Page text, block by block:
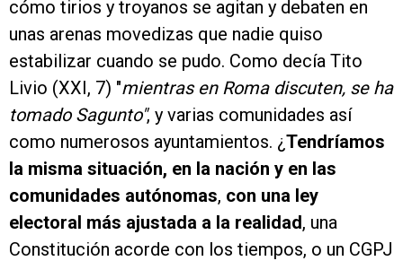
cómo tirios y troyanos se agitan y debaten en
unas arenas movedizas que nadie quiso
estabilizar cuando se pudo. Como decía Tito
Livio (XXI, 7) "mientras en Roma discuten, se ha
tomado Sagunto", y varias comunidades así
como numerosos ayuntamientos. ¿Tendríamos
la misma situación, en la nación y en las
comunidades autónomas, con una ley
electoral más ajustada a la realidad, una
Constitución acorde con los tiempos, o un CGPJ